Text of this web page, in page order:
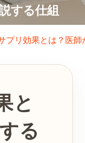
する仕組
プリ効果とは？医
と
る